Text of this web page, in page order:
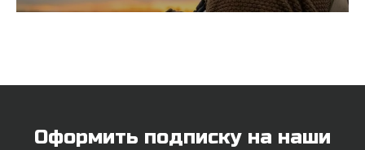
Оформить подписку на наши